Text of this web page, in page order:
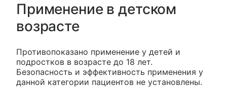
Применение в детском
возрасте
Противопоказано применение у детей и
подростков в возрасте до 18 лет.
Безопасность и эффективность применения у
данной категории пациентов не установлены.